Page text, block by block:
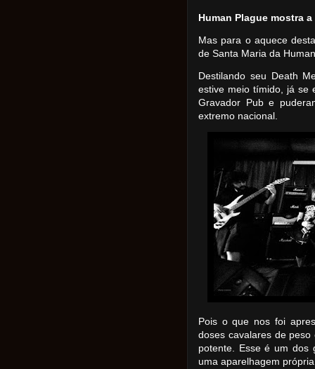
Human Plague mostra
Mas para o aquece
de Santa Maria da
Destilando seu Death
estive meio tímido, já se
Gravador Pub e
extremo nacional.
Pois o que nos foi
doses cavalares de
potente. Esse é um dos
uma aparelhagem